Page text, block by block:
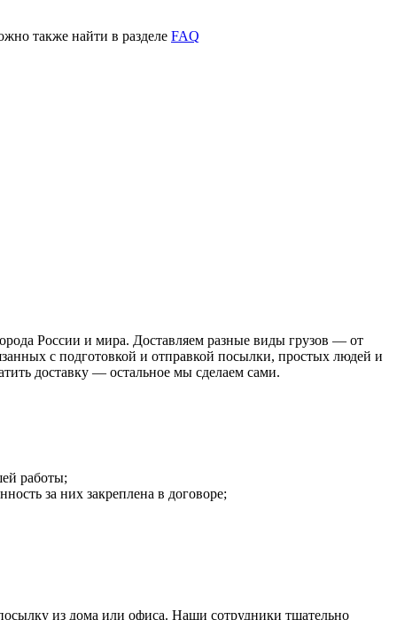
также найти в разделе FAQ
России и мира. Доставляем разные виды грузов — от
с подготовкой и отправкой посылки, простых людей и
доставку — остальное мы сделаем сами.
работы;
за них закреплена в договоре;
из дома или офиса. Наши сотрудники тщательно